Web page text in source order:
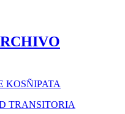
KOSÑIPATA
TRANSITORIA